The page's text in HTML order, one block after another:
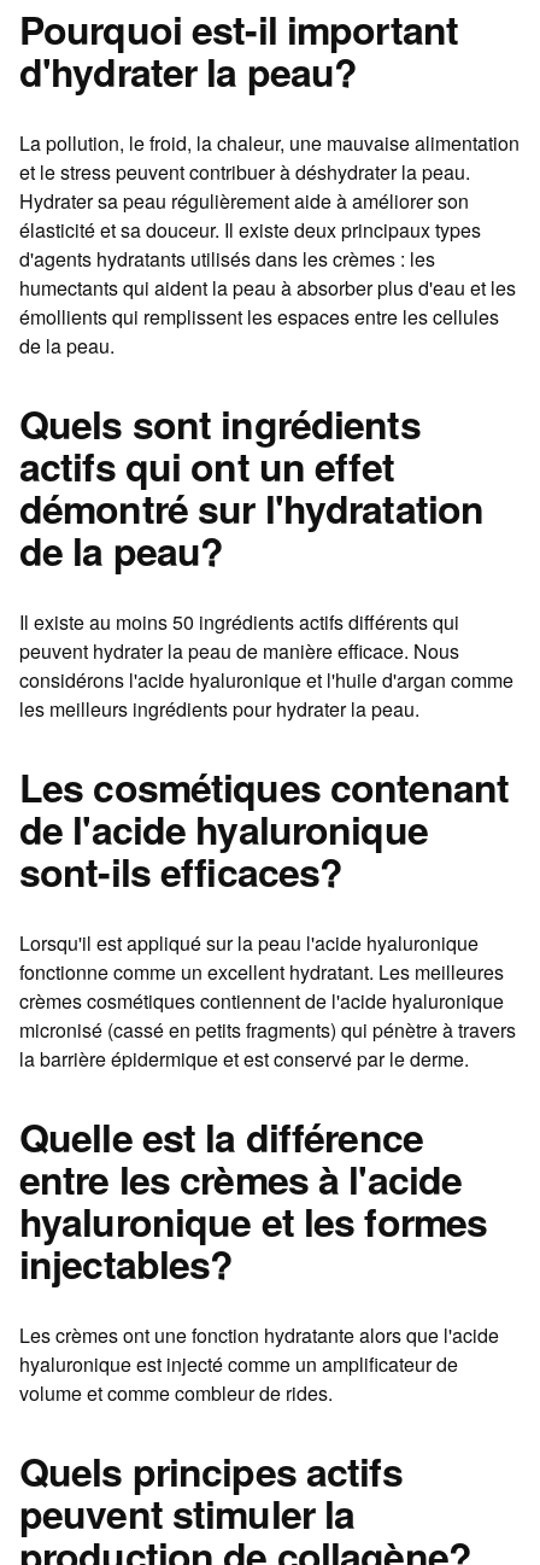
Pourquoi est-il important
d'hydrater la peau?
La pollution, le froid, la chaleur, une mauvaise alimentation
et le stress peuvent contribuer à déshydrater la peau.
Hydrater sa peau régulièrement aide à améliorer son
élasticité et sa douceur. Il existe deux principaux types
d'agents hydratants utilisés dans les crèmes : les
humectants qui aident la peau à absorber plus d'eau et les
émollients qui remplissent les espaces entre les cellules
de la peau.
Quels sont ingrédients
actifs qui ont un effet
démontré sur l'hydratation
de la peau?
Il existe au moins 50 ingrédients actifs différents qui
peuvent hydrater la peau de manière efficace. Nous
considérons l'acide hyaluronique et l'huile d'argan comme
les meilleurs ingrédients pour hydrater la peau.
Les cosmétiques contenant
de l'acide hyaluronique
sont-ils efficaces?
Lorsqu'il est appliqué sur la peau l'acide hyaluronique
fonctionne comme un excellent hydratant. Les meilleures
crèmes cosmétiques contiennent de l'acide hyaluronique
micronisé (cassé en petits fragments) qui pénètre à travers
la barrière épidermique et est conservé par le derme.
Quelle est la différence
entre les crèmes à l'acide
hyaluronique et les formes
injectables?
Les crèmes ont une fonction hydratante alors que l'acide
hyaluronique est injecté comme un amplificateur de
volume et comme combleur de rides.
Quels principes actifs
peuvent stimuler la